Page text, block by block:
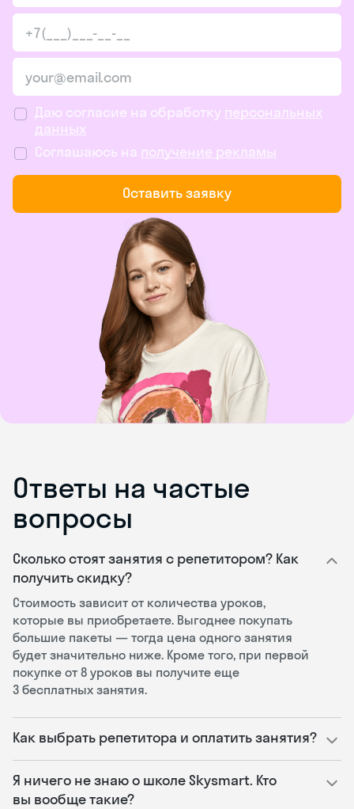
Даю согласие на обработку персональных
данных
Соглашаюсь на получение рекламы
Оставить заявку
Ответы на частые
вопросы
Сколько стоят занятия с репетитором? Как
получить скидку?
Стоимость зависит от количества уроков,
которые вы приобретаете. Выгоднее покупать
большие пакеты — тогда цена одного занятия
будет значительно ниже. Кроме того, при первой
покупке от 8 уроков вы получите еще
3 бесплатных занятия.
Как выбрать репетитора и оплатить занятия?
Я ничего не знаю о школе Skysmart. Кто
вы вообще такие?